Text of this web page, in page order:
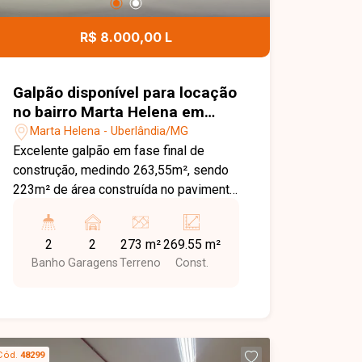
R$ 8.000,00 L
Galpão disponível para locação
no bairro Marta Helena em
Uberlândia-MG
Marta Helena - Uberlândia/MG
Excelente galpão em fase final de
construção, medindo 263,55m², sendo
223m² de área construída no pavimento
com 2 banheiros e 2 vagas de garagem.
2
Banho
2
Garagens
273 m²
Terreno
269.55 m²
Const.
48299